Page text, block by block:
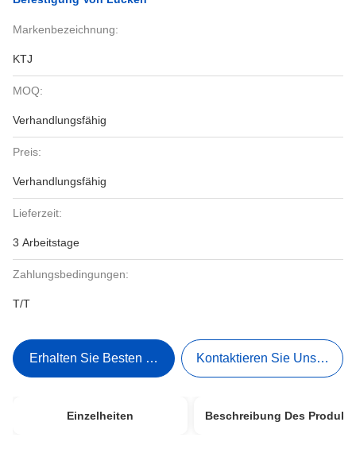
Markenbezeichnung:
KTJ
MOQ:
Verhandlungsfähig
Preis:
Verhandlungsfähig
Lieferzeit:
3 Arbeitstage
Zahlungsbedingungen:
T/T
Erhalten Sie Besten Preis Kontaktieren Sie Uns Jetzt
Einzelheiten Beschreibung Des